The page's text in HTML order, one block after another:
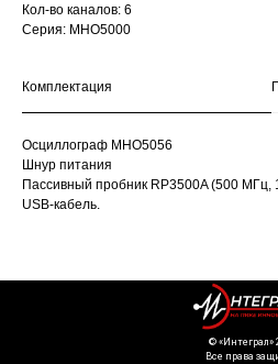
Кол-во каналов: 6
Серия: MHO5000
Комплектация
Осциллограф MHO5056
Шнур питания
Пассивный пробник RP3500A (500 МГц,
USB-кабель.
©️ «Интеграл»
Все права